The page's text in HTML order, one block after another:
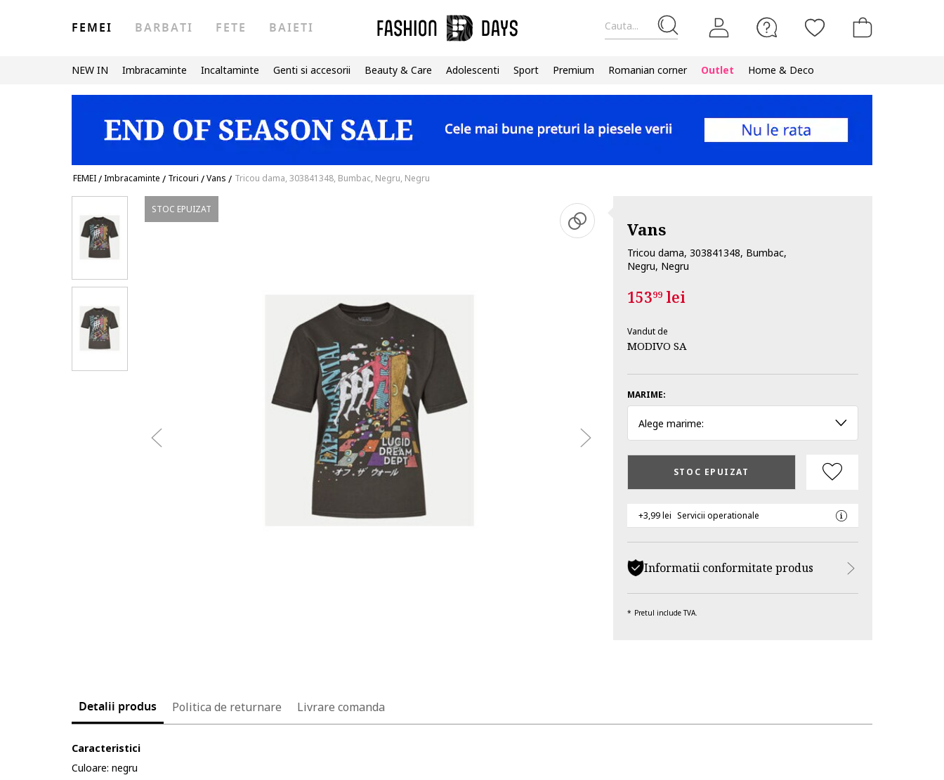
Cauta...
FEMEI BARBATI FETE BAIETI
NEW IN Imbracaminte Incaltaminte Genti si accesorii Beauty & Care Adolescenti Sport Premium Romanian corner Outlet Home & Deco
FEMEI/Imbracaminte / Tricouri /Vans / Tricou dama, 303841348, Bumbac, Negru, Negru
STOC EPUIZAT
Vans
Tricou dama, 303841348, Bumbac,
Negru, Negru
15399lei
Vandut de
MODIVO SA
MARIME:
Alege marime:
STOC EPUIZAT
+3,99 lei Servicii operationale
Informatii conformitate produs
Pretul include TVA.
Detalii produs Politica de returnare Livrare comanda
Caracteristici
Culoare: negru